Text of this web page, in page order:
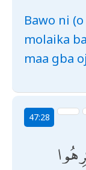
Bawo ni
molaika
maa gba
47:28